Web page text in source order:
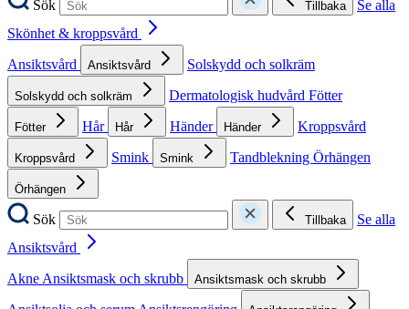
Sök
Tillbaka
Se alla
Skönhet & kroppsvård
Ansiktsvård
Ansiktsvård Solskydd och solkräm
Solskydd och solkräm Dermatologisk hudvård Fötter
Fötter Hår Hår Händer Händer Kroppsvård
Kroppsvård Smink Smink Tandblekning Örhängen
Örhängen
Sök Tillbaka
Se alla
Ansiktsvård
AkneAnsiktsmask och skrubb Ansiktsmask och skrubb